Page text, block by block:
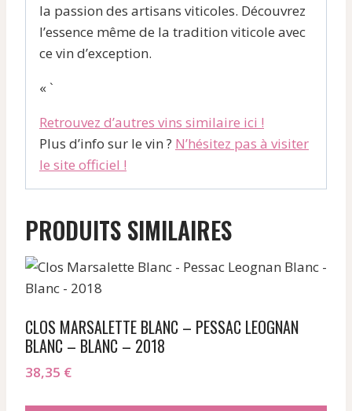
la passion des artisans viticoles. Découvrez
l’essence même de la tradition viticole avec
ce vin d’exception.
« `
Retrouvez d’autres vins similaire ici !
Plus d’info sur le vin ? N’hésitez pas à visiter
le site officiel !
PRODUITS SIMILAIRES
CLOS MARSALETTE BLANC – PESSAC LEOGNAN
BLANC – BLANC – 2018
38,35 €